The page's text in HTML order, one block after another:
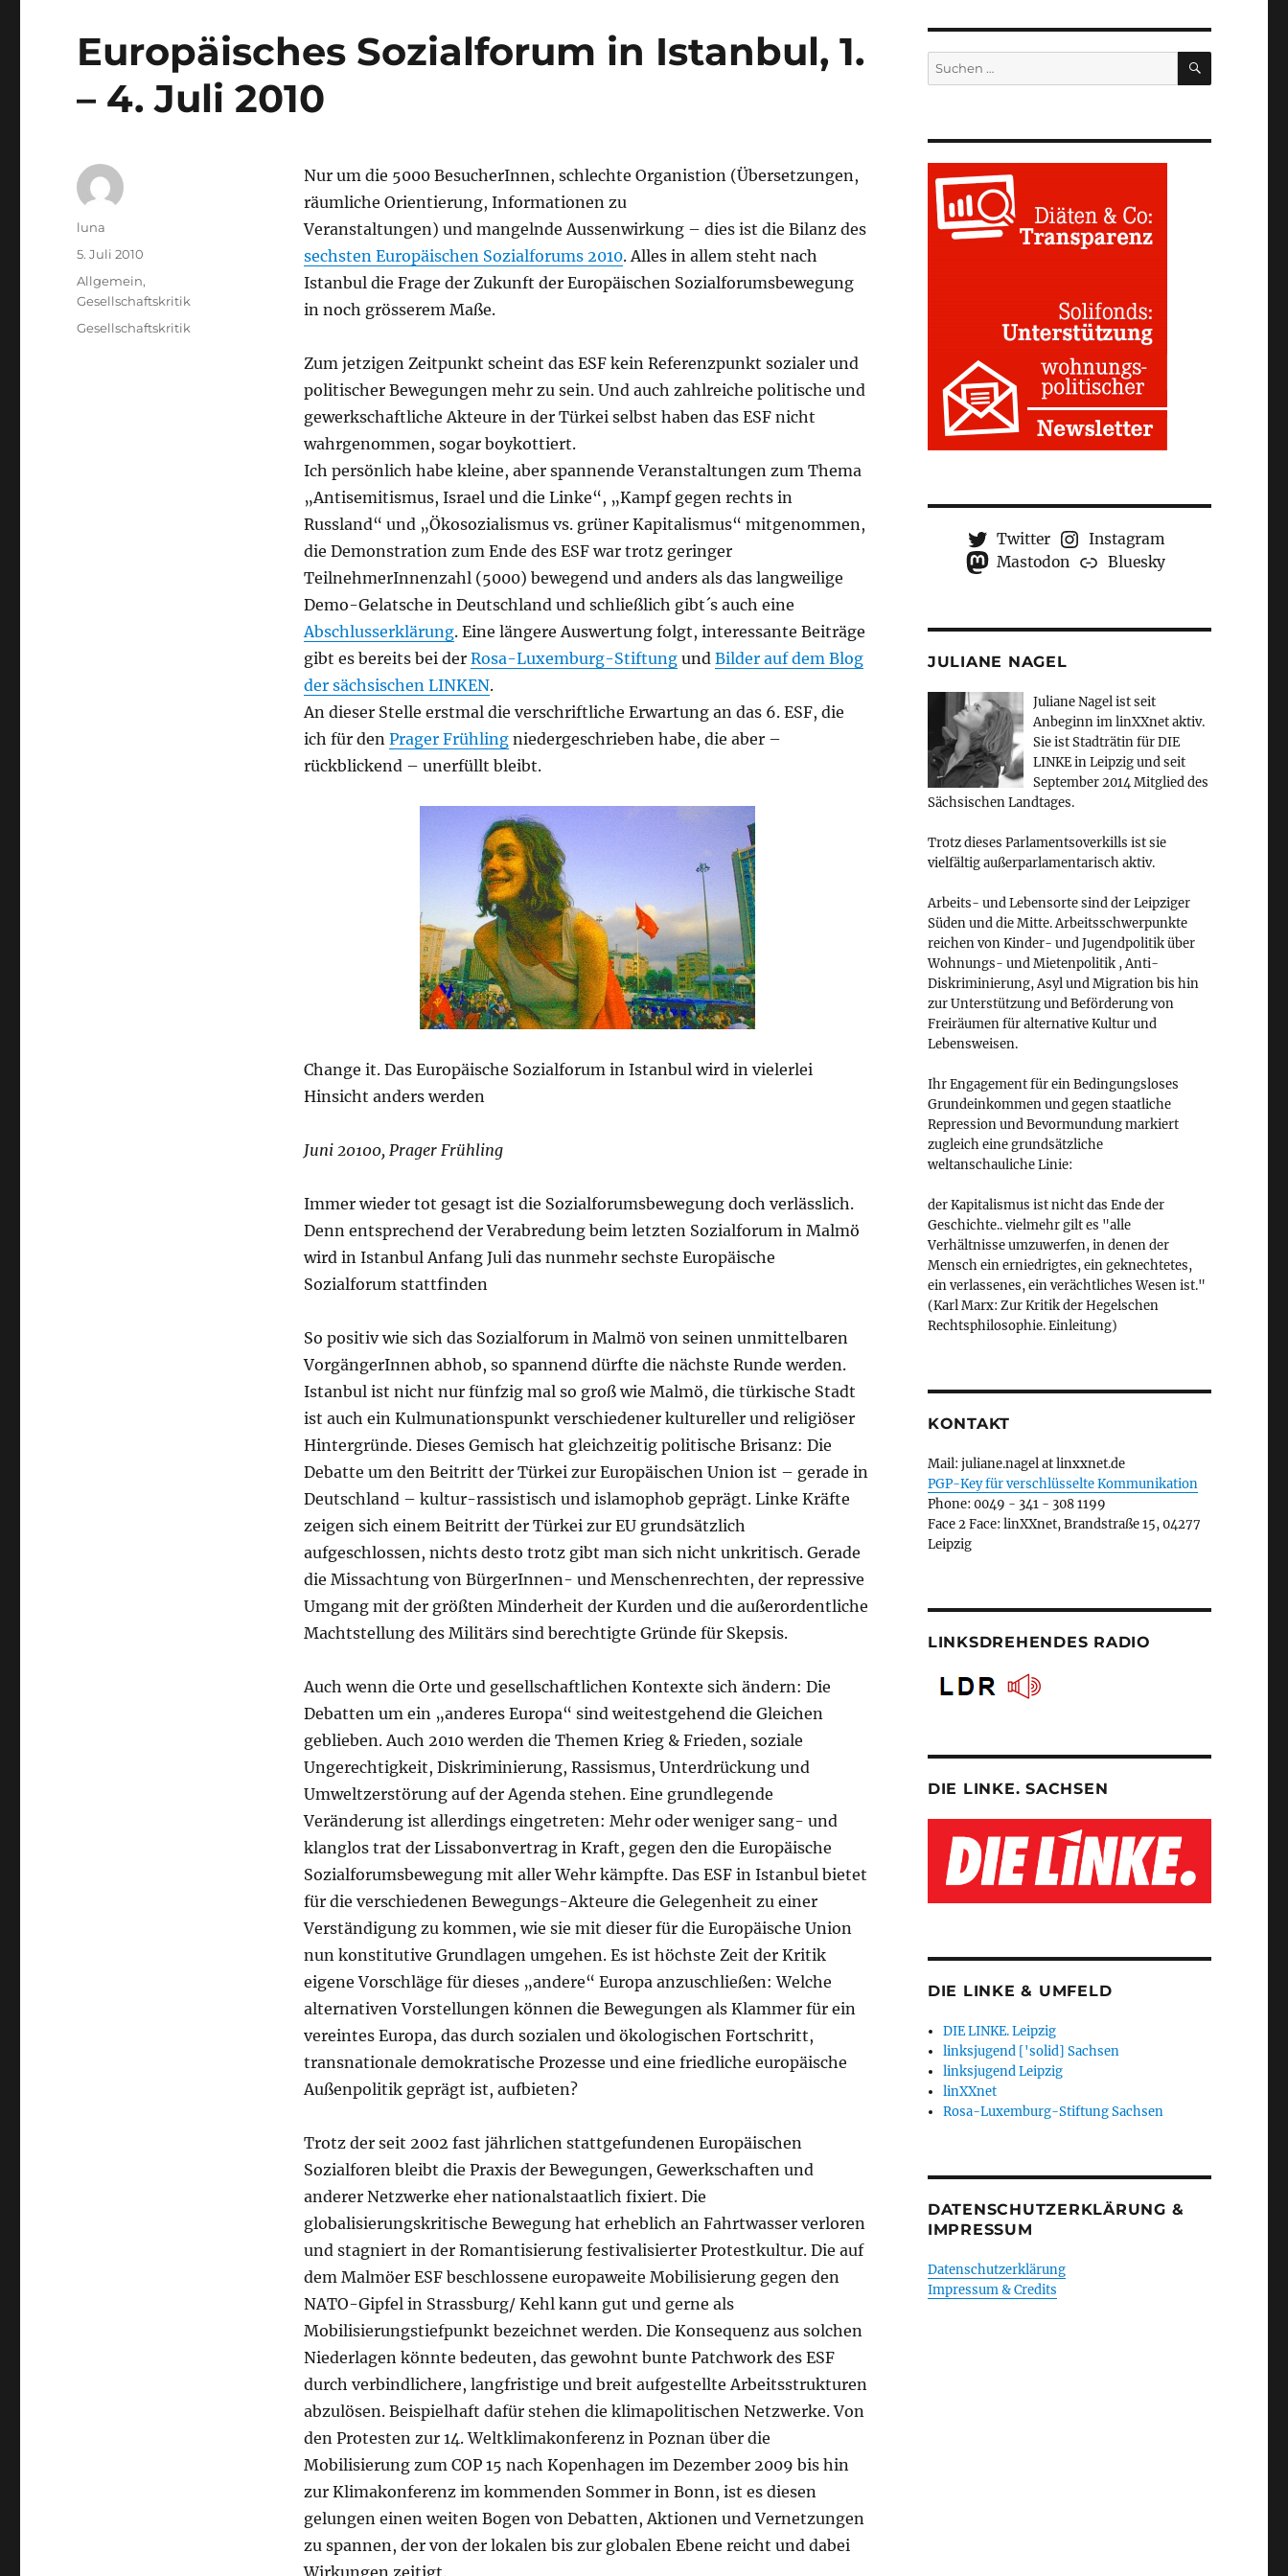
Europäisches Sozialforum in Istanbul, 1.
– 4. Juli 2010
Nur um die 5000 BesucherInnen, schlechte Organistion (Übersetzungen,
räumliche Orientierung, Informationen zu
Veranstaltungen) und mangelnde Aussenwirkung – dies ist die Bilanz des
sechsten Europäischen Sozialforums 2010. Alles in allem steht nach
Istanbul die Frage der Zukunft der Europäischen Sozialforumsbewegung
in noch grösserem Maße.
Zum jetzigen Zeitpunkt scheint das ESF kein Referenzpunkt sozialer und
politischer Bewegungen mehr zu sein. Und auch zahlreiche politische und
gewerkschaftliche Akteure in der Türkei selbst haben das ESF nicht
wahrgenommen, sogar boykottiert.
Ich persönlich habe kleine, aber spannende Veranstaltungen zum Thema
„Antisemitismus, Israel und die Linke“, „Kampf gegen rechts in
Russland“ und „Ökosozialismus vs. grüner Kapitalismus“ mitgenommen,
die Demonstration zum Ende des ESF war trotz geringer
TeilnehmerInnenzahl (5000) bewegend und anders als das langweilige
Demo-Gelatsche in Deutschland und schließlich gibt´s auch eine
Abschlusserklärung. Eine längere Auswertung folgt, interessante Beiträge
gibt es bereits bei der Rosa-Luxemburg-Stiftungund Bilder auf dem Blog
der sächsischen LINKEN.
An dieser Stelle erstmal die verschriftliche Erwartung an das 6. ESF, die
ich für den Prager Frühlingniedergeschrieben habe, die aber –
rückblickend – unerfüllt bleibt.
Change it. Das Europäische Sozialforum in Istanbul wird in vielerlei
Hinsicht anders werden
Juni 20100, Prager Frühling
Immer wieder tot gesagt ist die Sozialforumsbewegung doch verlässlich.
Denn entsprechend der Verabredung beim letzten Sozialforum in Malmö
wird in Istanbul Anfang Juli das nunmehr sechste Europäische
Sozialforum stattfinden
So positiv wie sich das Sozialforum in Malmö von seinen unmittelbaren
VorgängerInnen abhob, so spannend dürfte die nächste Runde werden.
Istanbul ist nicht nur fünfzig mal so groß wie Malmö, die türkische Stadt
ist auch ein Kulmunationspunkt verschiedener kultureller und religiöser
Hintergründe. Dieses Gemisch hat gleichzeitig politische Brisanz: Die
Debatte um den Beitritt der Türkei zur Europäischen Union ist – gerade in
Deutschland – kultur-rassistisch und islamophob geprägt. Linke Kräfte
zeigen sich einem Beitritt der Türkei zur EU grundsätzlich
aufgeschlossen, nichts desto trotz gibt man sich nicht unkritisch. Gerade
die Missachtung von BürgerInnen- und Menschenrechten, der repressive
Umgang mit der größten Minderheit der Kurden und die außerordentliche
Machtstellung des Militärs sind berechtigte Gründe für Skepsis.
Auch wenn die Orte und gesellschaftlichen Kontexte sich ändern: Die
Debatten um ein „anderes Europa“ sind weitestgehend die Gleichen
geblieben. Auch 2010 werden die Themen Krieg & Frieden, soziale
Ungerechtigkeit, Diskriminierung, Rassismus, Unterdrückung und
Umweltzerstörung auf der Agenda stehen. Eine grundlegende
Veränderung ist allerdings eingetreten: Mehr oder weniger sang- und
klanglos trat der Lissabonvertrag in Kraft, gegen den die Europäische
Sozialforumsbewegung mit aller Wehr kämpfte. Das ESF in Istanbul bietet
für die verschiedenen Bewegungs-Akteure die Gelegenheit zu einer
Verständigung zu kommen, wie sie mit dieser für die Europäische Union
nun konstitutive Grundlagen umgehen. Es ist höchste Zeit der Kritik
eigene Vorschläge für dieses „andere“ Europa anzuschließen: Welche
alternativen Vorstellungen können die Bewegungen als Klammer für ein
vereintes Europa, das durch sozialen und ökologischen Fortschritt,
transnationale demokratische Prozesse und eine friedliche europäische
Außenpolitik geprägt ist, aufbieten?
Trotz der seit 2002 fast jährlichen stattgefundenen Europäischen
Sozialforen bleibt die Praxis der Bewegungen, Gewerkschaften und
anderer Netzwerke eher nationalstaatlich fixiert. Die
globalisierungskritische Bewegung hat erheblich an Fahrtwasser verloren
und stagniert in der Romantisierung festivalisierter Protestkultur. Die auf
dem Malmöer ESF beschlossene europaweite Mobilisierung gegen den
NATO-Gipfel in Strassburg/ Kehl kann gut und gerne als
Mobilisierungstiefpunkt bezeichnet werden. Die Konsequenz aus solchen
Niederlagen könnte bedeuten, das gewohnt bunte Patchwork des ESF
durch verbindlichere, langfristige und breit aufgestellte Arbeitsstrukturen
abzulösen. Beispielhaft dafür stehen die klimapolitischen Netzwerke. Von
den Protesten zur 14. Weltklimakonferenz in Poznan über die
Mobilisierung zum COP 15 nach Kopenhagen im Dezember 2009 bis hin
zur Klimakonferenz im kommenden Sommer in Bonn, ist es diesen
gelungen einen weiten Bogen von Debatten, Aktionen und Vernetzungen
zu spannen, der von der lokalen bis zur globalen Ebene reicht und dabei
Wirkungen zeitigt.
Autor
luna
Veröffentlicht
am
5. Juli 2010
Kategorien
Allgemein,
Gesellschaftskritik
Schlagwörter
Gesellschaftskritik
Suchen
nach:
SUCHEN
Twitter
Instagram
Mastodon
Bluesky
JULIANE NAGEL
Juliane Nagel ist seit
Anbeginnim linXXnet aktiv.
Sie ist Stadträtin für DIE
LINKE in Leipzig und seit
September 2014 Mitglied des
Sächsischen Landtages.
Trotz dieses Parlamentsoverkills ist sie
vielfältig außerparlamentarisch aktiv.
Arbeits- und Lebensorte sind der Leipziger
Süden und die Mitte. Arbeitsschwerpunkte
reichen von Kinder- und Jugendpolitik über
Wohnungs- und Mietenpolitik , Anti-
Diskriminierung, Asyl und Migration bis hin
zur Unterstützung und Beförderung von
Freiräumen für alternative Kultur und
Lebensweisen.
Ihr Engagement für ein Bedingungsloses
Grundeinkommen und gegen staatliche
Repression und Bevormundung markiert
zugleich eine grundsätzliche
weltanschauliche Linie:
der Kapitalismus ist nicht das Ende der
Geschichte.. vielmehr gilt es "alle
Verhältnisse umzuwerfen, in denen der
Mensch ein erniedrigtes, ein geknechtetes,
ein verlassenes, ein verächtliches Wesen ist."
(Karl Marx: Zur Kritik der Hegelschen
Rechtsphilosophie. Einleitung)
KONTAKT
Mail: juliane.nagel at linxxnet.de
PGP-Key für verschlüsselte Kommunikation
Phone: 0049 - 341 - 308 1199
Face 2 Face: linXXnet, Brandstraße 15, 04277
Leipzig
LINKSDREHENDES RADIO
DIE LINKE. SACHSEN
DIE LINKE & UMFELD
DIE LINKE. Leipzig
linksjugend ['solid] Sachsen
linksjugend Leipzig
linXXnet
Rosa-Luxemburg-Stiftung Sachsen
DATENSCHUTZERKLÄRUNG &
IMPRESSUM
Datenschutzerklärung
Impressum & Credits